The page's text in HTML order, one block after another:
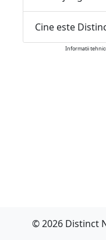
Cine este
Informatii
© 2026 Distinct